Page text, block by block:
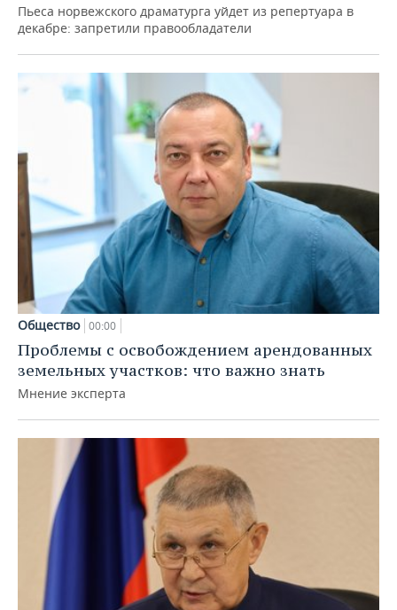
Пьеса норвежского драматурга уйдет из репертуара в
декабре: запретили правообладатели
Общество 00:00
Проблемы с освобождением арендованных
земельных участков: что важно знать
Мнение эксперта